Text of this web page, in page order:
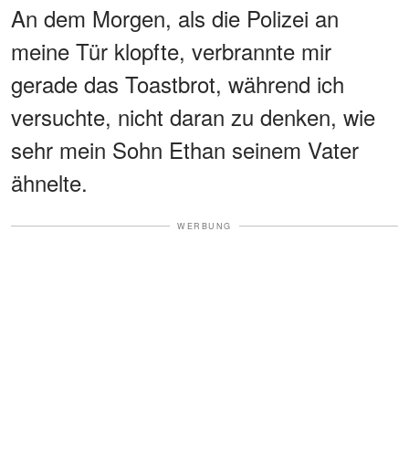
An dem Morgen, als die Polizei an
meine Tür klopfte, verbrannte mir
gerade das Toastbrot, während ich
versuchte, nicht daran zu denken, wie
sehr mein Sohn Ethan seinem Vater
ähnelte.
WERBUNG